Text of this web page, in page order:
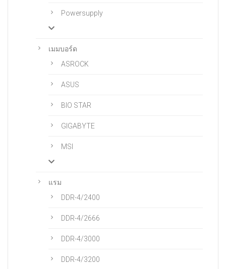
Powersupply
เมมบอร์ด
ASROCK
ASUS
BIO STAR
GIGABYTE
MSI
แรม
DDR-4/2400
DDR-4/2666
DDR-4/3000
DDR-4/3200